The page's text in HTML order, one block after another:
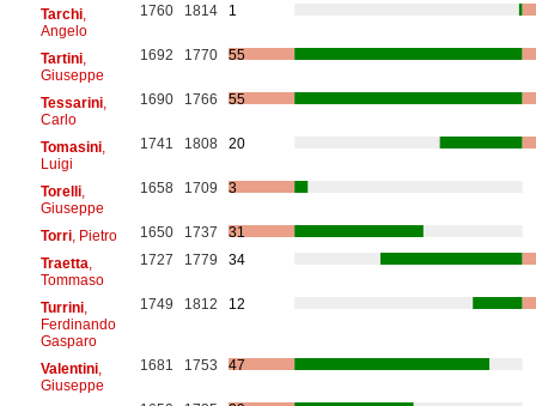
Tarchi,
Angelo
1760 1814 1
Tartini,
Giuseppe
1692 1770 55
Tessarini,
Carlo
1690 1766 55
Tomasini,
Luigi
1741 1808 20
Torelli,
Giuseppe
1658 1709 3
Torri, Pietro 1650 1737
31
Traetta
Tommaso
1727 1779 34
Turrini,
Ferdinando
Gasparo
1749 1812 12
Valentini,
Giuseppe
1681 1753 47